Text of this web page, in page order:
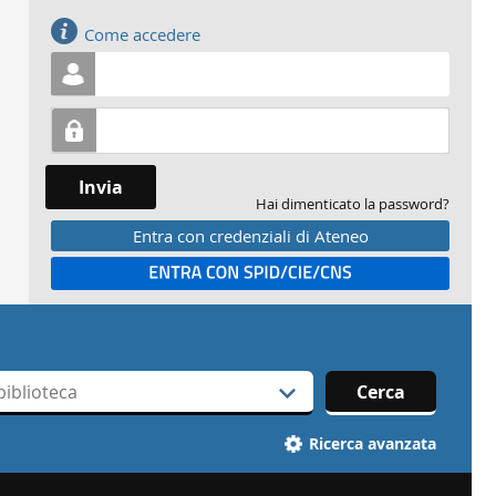
Come accedere
Invia
Hai dimenticato la password?
Entra con credenziali di Ateneo
Entra con SPID
Cerca
Ricerca avanzata